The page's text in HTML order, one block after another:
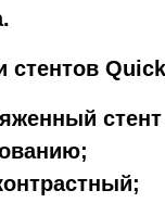
стентов
стент